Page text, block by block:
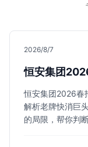
2026/8/7
恒安集团
恒安集团2026春
解析老牌快消巨
的局限，帮你判